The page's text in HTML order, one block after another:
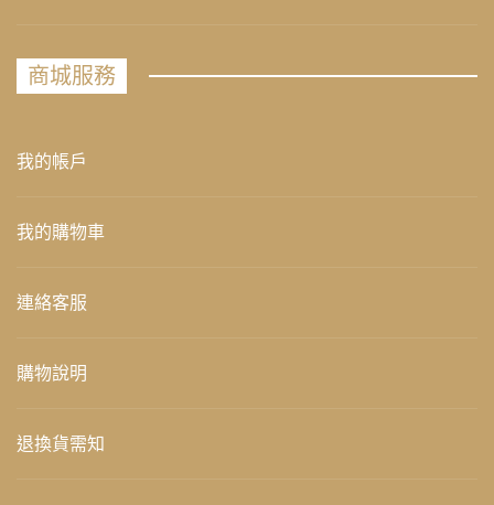
商城服務
我的帳戶
我的購物車
連絡客服
購物說明
退換貨需知